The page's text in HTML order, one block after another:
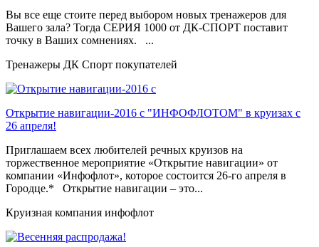
Вы все еще стоите перед выбором новых тренажеров для
Вашего зала? Тогда СЕРИЯ 1000 от ДК-СПОРТ поставит
точку в Ваших сомнениях. ...
Тренажеры ДК Спорт покупателей
Открытие навигации-2016 с "ИНФОФЛОТОМ" в круизах с
26 апреля!
Приглашаем всех любителей речных круизов на
торжественное мероприятие «Открытие навигации» от
компании «Инфофлот», которое состоится 26-го апреля в
Городце.* Открытие навигации – это...
Круизная компания инфофлот